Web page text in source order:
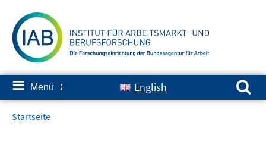
zum
Inhalt
≡ Menü ✘ English
Suchen nach:
Startseite